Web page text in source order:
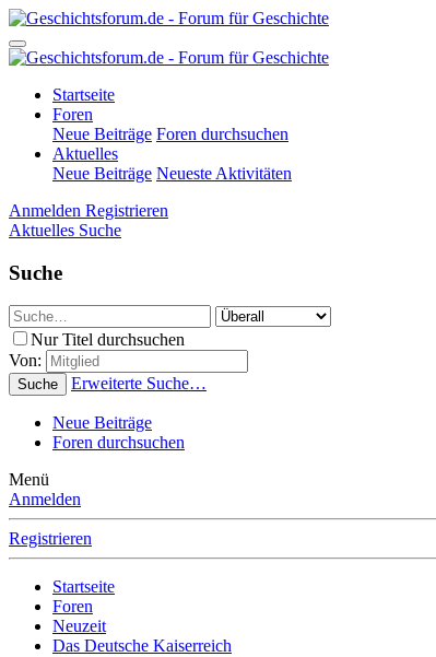
Startseite
Foren
Neue Beiträge Foren durchsuchen
Aktuelles
Neue Beiträge Neueste Aktivitäten
Anmelden Registrieren
Aktuelles Suche
Suche
Nur Titel durchsuchen
Von:
Suche Erweiterte Suche…
Neue Beiträge
Foren durchsuchen
Menü
Anmelden
Registrieren
Startseite
Foren
Neuzeit
Das Deutsche Kaiserreich